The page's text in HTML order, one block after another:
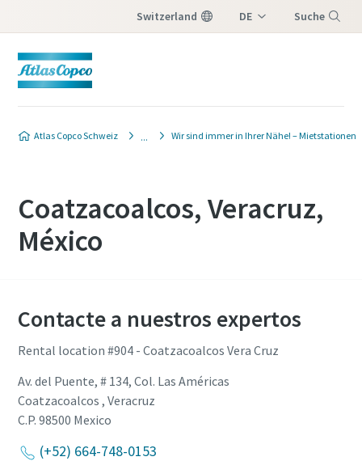
Switzerland DE Suche
Atlas Copco Schweiz Wir sind immer in Ihrer Nähe! – Mietstationen
Coatzacoalcos, Veracruz,
México
Contacte a nuestros expertos
Rental location #904 - Coatzacoalcos Vera Cruz
Av. del Puente, # 134, Col. Las Américas
Coatzacoalcos , Veracruz
C.P. 98500 Mexico
(+52) 664-748-0153